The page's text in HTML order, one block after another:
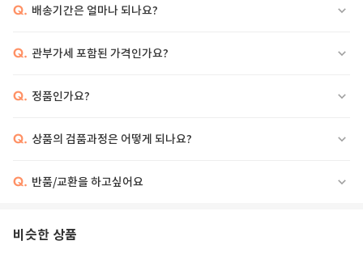
Q. 배송기간은 얼마나 되나요?
Q. 관부가세 포함된 가격인가요?
Q. 정품인가요?
Q. 상품의 검품과정은 어떻게 되나요?
Q. 반품/교환을 하고싶어요
비슷한 상품